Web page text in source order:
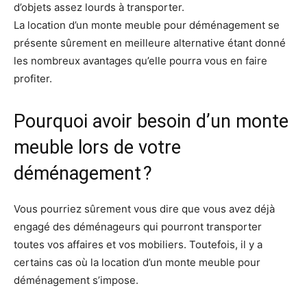
d’objets assez lourds à transporter.
La location d’un monte meuble pour déménagement se
présente sûrement en meilleure alternative étant donné
les nombreux avantages qu’elle pourra vous en faire
profiter.
Pourquoi avoir besoin d’un monte
meuble lors de votre
déménagement ?
Vous pourriez sûrement vous dire que vous avez déjà
engagé des déménageurs qui pourront transporter
toutes vos affaires et vos mobiliers. Toutefois, il y a
certains cas où la location d’un monte meuble pour
déménagement s’impose.